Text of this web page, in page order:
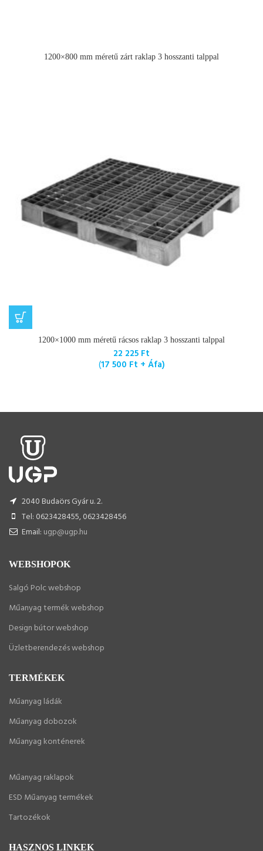
1200×800 mm méretű zárt raklap 3 hosszanti talppal
1200×1000 mm méretű rácsos raklap 3 hosszanti talppal
22 225 Ft
(17 500 Ft + Áfa)
2040 Budaörs Gyár u. 2.
Tel: 0623428455, 0623428456
Email: ugp@ugp.hu
WEBSHOPOK
Salgó Polc webshop
Műanyag termék webshop
Design bútor webshop
Üzletberendezés webshop
TERMÉKEK
Műanyag ládák
Műanyag dobozok
Műanyag konténerek
Műanyag raklapok
ESD Műanyag termékek
Tartozékok
HASZNOS LINKEK